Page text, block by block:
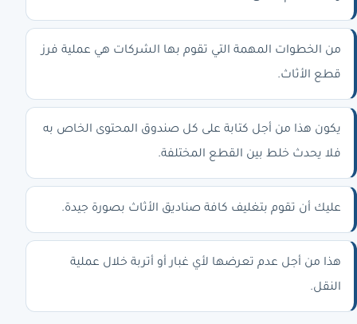
من الخطوات المهمة التي تقوم بها الشركات هي عملية فرز
قطع الأثاث.
يكون هذا من أجل كتابة على كل صندوق المحتوى الخاص به
فلا يحدث خلط بين القطع المختلفة.
عليك أن تقوم بتغليف كافة صناديق الأثاث بصورة جيدة.
هذا من أجل عدم تعرضها لأي غبار أو أتربة خلال عملية
النقل.